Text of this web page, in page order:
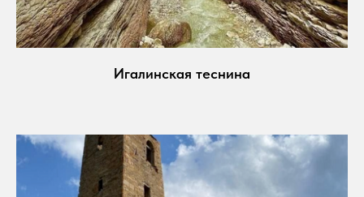
Игалинская теснина